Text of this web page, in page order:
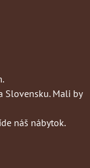
Slovensku. Mali by
náš nábytok.